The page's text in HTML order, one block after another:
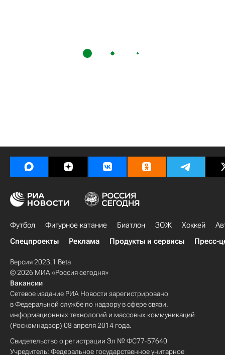
Футбол Фигурное катание Биатлон ЗОЖ Хоккей
Спецпроекты
Реклама Продукты и сервисы Пресс-
Версия 2023.1 Beta
© 2026 МИА «Россия сегодня»
Вакансии
Сетевое издание РИА Новости зарегистрировано
в Федеральной службе по надзору в сфере связи,
информационных технологий и массовых коммуникаций
(Роскомнадзор) 08 апреля 2014 года.
Свидетельство о регистрации Эл № ФС77-57640
Учредитель: Федеральное государственное унитарное